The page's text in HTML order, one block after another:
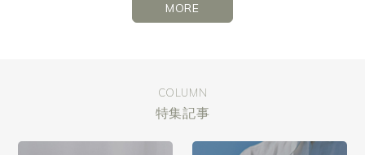
MORE
COLUMN
特集記事